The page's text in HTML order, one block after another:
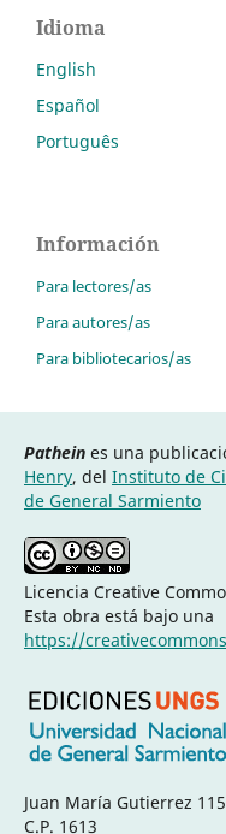
Idioma
English
Español
Português
Información
Para lectores/as
Para autores/as
Para bibliotecarios/as
Pathein es una
Henry, del Instituto de
de General Sarmiento
Licencia Creative
Esta obra está bajo una
https://
Juan María Gutierrez
C.P. 1613